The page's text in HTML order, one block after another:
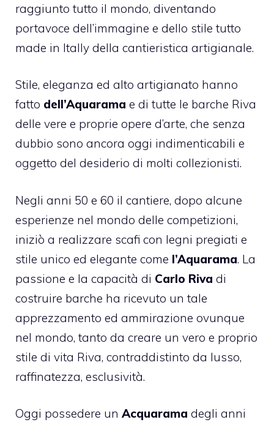
raggiunto tutto il mondo, diventando
portavoce dell’immagine e dello stile tutto
made in Itally della cantieristica artigianale.
Stile, eleganza ed alto artigianato hanno
fatto dell’Aquarama e di tutte le barche Riva
delle vere e proprie opere d’arte, che senza
dubbio sono ancora oggi indimenticabili e
oggetto del desiderio di molti collezionisti.
Negli anni 50 e 60 il cantiere, dopo alcune
esperienze nel mondo delle competizioni,
iniziò a realizzare scafi con legni pregiati e
stile unico ed elegante come l’Aquarama. La
passione e la capacità di Carlo Riva di
costruire barche ha ricevuto un tale
apprezzamento ed ammirazione ovunque
nel mondo, tanto da creare un vero e proprio
stile di vita Riva, contraddistinto da lusso,
raffinatezza, esclusività.
Oggi possedere un Acquarama degli anni